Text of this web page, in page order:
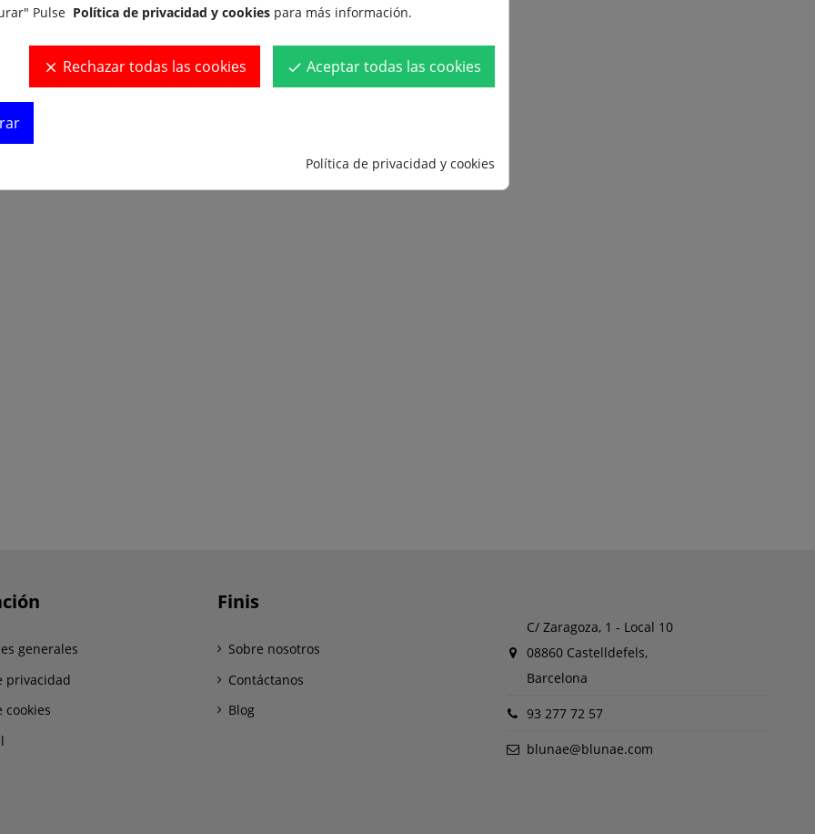
compraron:
generales
privacidad
cookies
Finis
Sobre nosotros
Contáctanos
Blog
C/ Zaragoza, 1 - Local 10
08860 Castelldefels,
Barcelona
93 277 72 57
blunae@blunae.com
Pulse Política de privacidad y cookies para más información.
done Aceptar todas las cookies
clear Rechazar todas las cookies
Política de privacidad y cookies